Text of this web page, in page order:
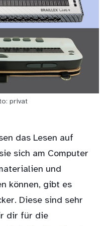
privat
das Lesen auf
sich am Computer
und
können, gibt es
Diese sind sehr
dir für die